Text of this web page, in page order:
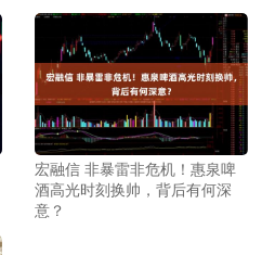
宏融信 非暴雷非危机！惠泉啤
酒高光时刻换帅，背后有何深
意？